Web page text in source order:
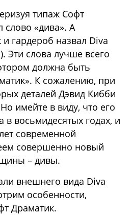
типаж Софт
слово «дива». А
гардероб назвал Diva
Эти слова лучше всего
должна быть
К сожалению, при
деталей Дэвид Кибби
имейте в виду, что его
в восьмидесятых годах, и
современной
совершенно новый
– дивы.
внешнего вида Diva
особенности,
Драматик.